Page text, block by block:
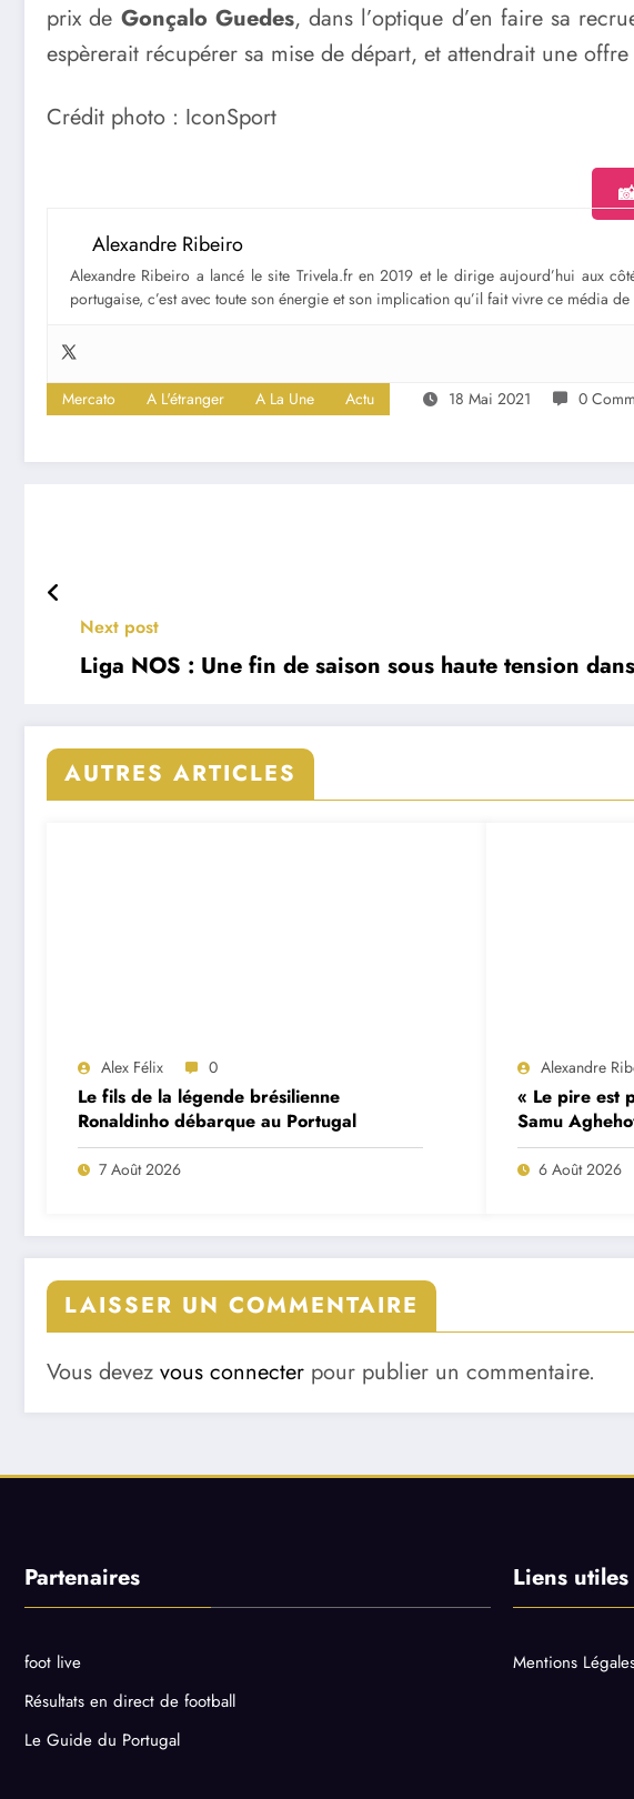
prix de Gonçalo Guedes, dans l’optique d’en faire sa
espèrerait récupérer sa mise de départ, et attendrait une
Crédit photo : IconSport
Alexandre Ribeiro
Alexandre Ribeiro a lancé le site Trivela.fr en 2019 et le dirige aujourd’hui aux
portugaise, c’est avec toute son énergie et son implication qu’il fait vivre ce média
Mercato A L'étranger A La Une Actu 18 Mai 2021 0
Next post
Liga NOS : Une fin de saison sous haute tension
AUTRES ARTICLES
Alex Félix 0
Le fils de la légende brésilienne
Ronaldinho débarque au Portugal
7 Août 2026
Alexandre
« Le pire est
Samu
Porto ?
6 Août 2026
LAISSER UN COMMENTAIRE
Vous devez vous connecter pour publier un commentaire.
Partenaires
foot live
Résultats en direct de football
Le Guide du Portugal
Liens utiles
Mentions